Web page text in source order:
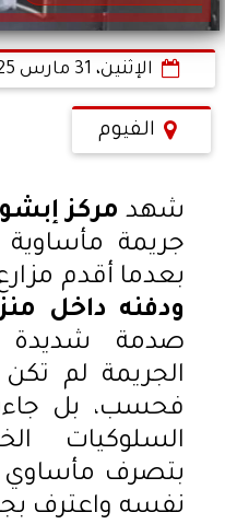
الإثنين، 31 مارس 2025
الفيوم
شهد مركز
جريمة مأساوية
بعدما أقدم
ودفنه داخل
صدمة شديدة
الجريمة لم
فحسب، بل
السلوكيات
بتصرف مأساوي
نفسه واعترف